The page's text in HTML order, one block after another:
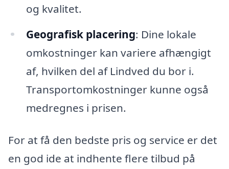
og kvalitet.
Geografisk placering: Dine lokale
omkostninger kan variere afhængigt
af, hvilken del af Lindved du bor i.
Transportomkostninger kunne også
medregnes i prisen.
For at få den bedste pris og service er det
en god ide at indhente flere tilbud på